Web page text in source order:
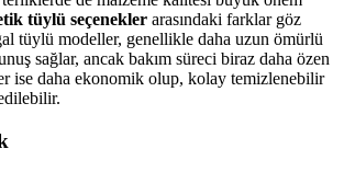
tüylü seçenekler arasındaki farklar göz
tüylü modeller, genellikle daha uzun ömürlü
sağlar, ancak bakım süreci biraz daha özen
ise daha ekonomik olup, kolay temizlenebilir